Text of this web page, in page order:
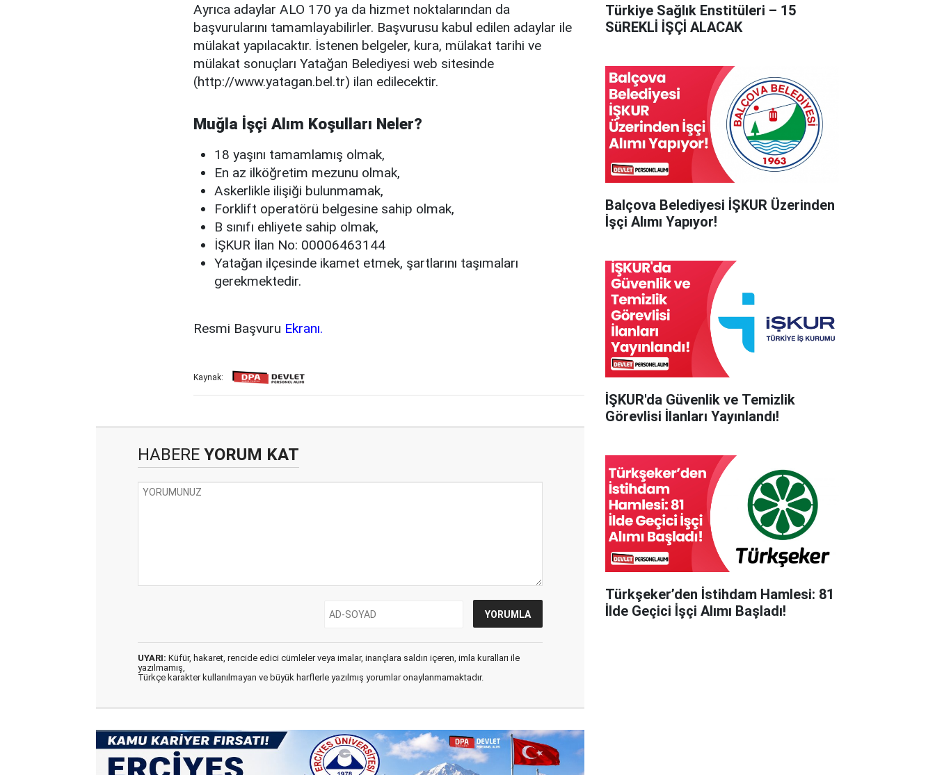
Ayrıca adaylar ALO 170 ya da hizmet noktalarından da
başvurularını tamamlayabilirler. Başvurusu kabul edilen adaylar ile
mülakat yapılacaktır. İstenen belgeler, kura, mülakat tarihi ve
mülakat sonuçları Yatağan Belediyesi web sitesinde
(http://www.yatagan.bel.tr) ilan edilecektir.
Muğla İşçi Alım Koşulları Neler?
18 yaşını tamamlamış olmak,
En az ilköğretim mezunu olmak,
Askerlikle ilişiği bulunmamak,
Forklift operatörü belgesine sahip olmak,
B sınıfı ehliyete sahip olmak,
İŞKUR İlan No: 00006463144
Yatağan ilçesinde ikamet etmek, şartlarını taşımaları
gerekmektedir.
Resmi Başvuru Ekranı.
Kaynak:
HABERE YORUM KAT
UYARI: Küfür, hakaret, rencide edici cümleler veya imalar, inançlara saldırı içeren, imla kuralları ile
yazılmamış,
Türkçe karakter kullanılmayan ve büyük harflerle yazılmış yorumlar onaylanmamaktadır.
Türkiye Sağlık Enstitüleri – 15
SüREKLİ İŞÇİ ALACAK
Balçova Belediyesi İŞKUR Üzerinden
İşçi Alımı Yapıyor!
İŞKUR'da Güvenlik ve Temizlik
Görevlisi İlanları Yayınlandı!
Türkşeker’den İstihdam Hamlesi: 81
İlde Geçici İşçi Alımı Başladı!